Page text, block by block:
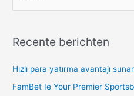
kRecente berichten
Hızlı para yatırma avantajı
FamBet Ie Your Premier